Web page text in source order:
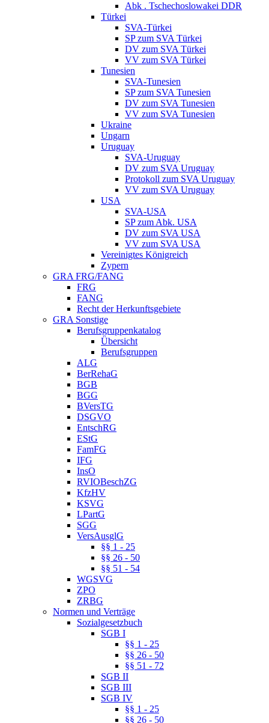
Abk . Tschechoslowakei DDR
Türkei
SVA-Türkei
SP zum SVA Türkei
DV zum SVA Türkei
VV zum SVA Türkei
Tunesien
SVA-Tunesien
SP zum SVA Tunesien
DV zum SVA Tunesien
VV zum SVA Tunesien
Ukraine
Ungarn
Uruguay
SVA-Uruguay
DV zum SVA Uruguay
Protokoll zum SVA Uruguay
VV zum SVA Uruguay
USA
SVA-USA
SP zum Abk. USA
DV zum SVA USA
VV zum SVA USA
Vereinigtes Königreich
Zypern
GRA FRG/FANG
FRG
FANG
Recht der Herkunftsgebiete
GRA Sonstige
Berufsgruppenkatalog
Übersicht
Berufsgruppen
ALG
BerRehaG
BGB
BGG
BVersTG
DSGVO
EntschRG
EStG
FamFG
IFG
InsO
RVIOBeschZG
KfzHV
KSVG
LPartG
SGG
VersAusglG
§§ 1 - 25
§§ 26 - 50
§§ 51 - 54
WGSVG
ZPO
ZRBG
Normen und Verträge
Sozialgesetzbuch
SGB I
§§ 1 - 25
§§ 26 - 50
§§ 51 - 72
SGB II
SGB III
SGB IV
§§ 1 - 25
§§ 26 - 50